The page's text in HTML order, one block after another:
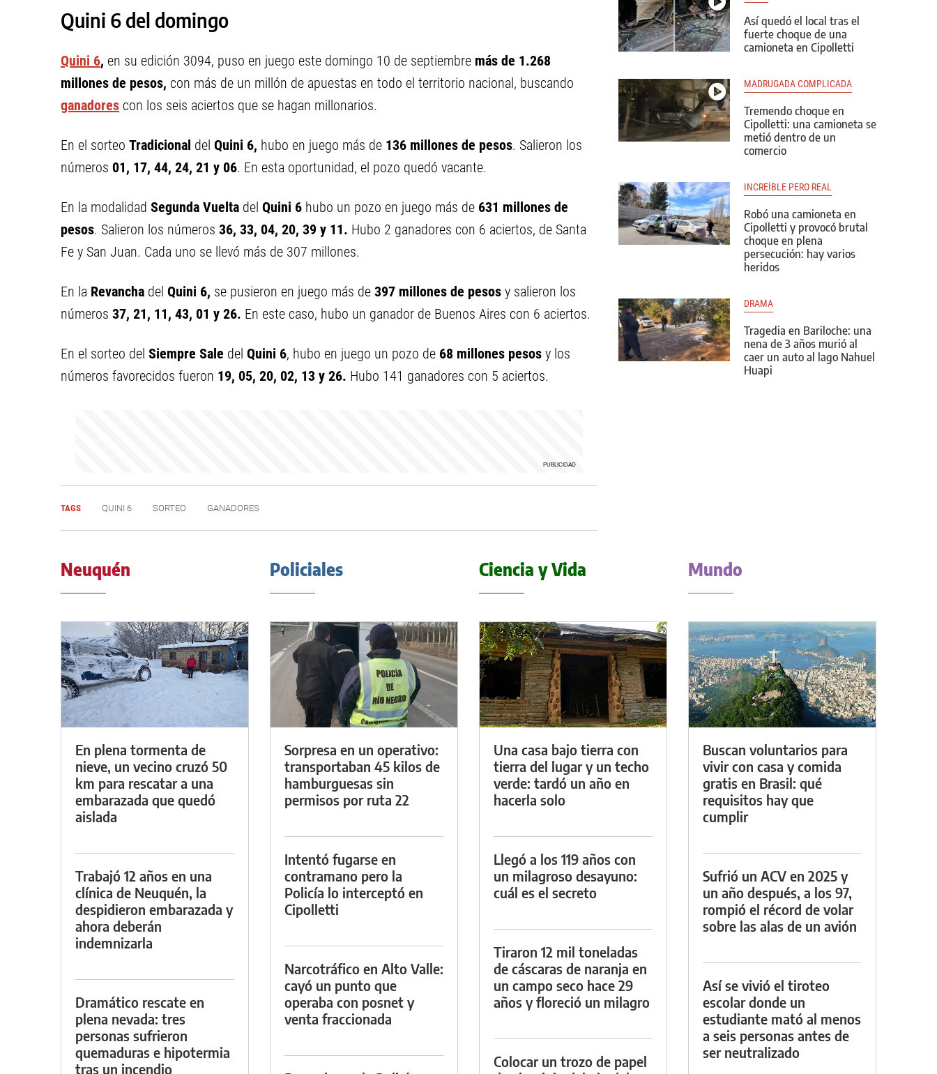
Quini 6 del domingo
Quini 6, en su edición 3094, puso en juego este domingo 10 de septiembre más de 1.268
millones de pesos, con más de un millón de apuestas en todo el territorio nacional, buscando
ganadores con los seis aciertos que se hagan millonarios.
En el sorteo Tradicional del Quini 6, hubo en juego más de 136 millones de pesos. Salieron los
números 01, 17, 44, 24, 21 y 06. En esta oportunidad, el pozo quedó vacante.
En la modalidad Segunda Vuelta del Quini 6 hubo un pozo en juego más de 631 millones de
pesos. Salieron los números 36, 33, 04, 20, 39 y 11. Hubo 2 ganadores con 6 aciertos, de Santa
Fe y San Juan. Cada uno se llevó más de 307 millones.
En la Revancha del Quini 6, se pusieron en juego más de 397 millones de pesos y salieron los
números 37, 21, 11, 43, 01 y 26. En este caso, hubo un ganador de Buenos Aires con 6 aciertos.
En el sorteo del Siempre Sale del Quini 6, hubo en juego un pozo de 68 millones pesos y los
números favorecidos fueron 19, 05, 20, 02, 13 y 26. Hubo 141 ganadores con 5 aciertos.
TAGS QUINI 6 SORTEO GANADORES
Así quedó el local tras el
fuerte choque de una
camioneta en Cipolletti
MADRUGADA COMPLICADA
Tremendo choque en
Cipolletti: una camioneta se
metió dentro de un
comercio
INCREÍBLE PERO REAL
Robó una camioneta en
Cipolletti y provocó brutal
choque en plena
persecución: hay varios
heridos
DRAMA
Tragedia en Bariloche: una
nena de 3 años murió al
caer un auto al lago Nahuel
Huapi
Neuquén
En plena tormenta de
nieve, un vecino cruzó 50
km para rescatar a una
embarazada que quedó
aislada
Trabajó 12 años en una
clínica de Neuquén, la
despidieron embarazada y
ahora deberán
indemnizarla
Dramático rescate en
plena nevada: tres
personas sufrieron
quemaduras e hipotermia
tras un incendio
Policiales
Sorpresa en un operativo:
transportaban 45 kilos de
hamburguesas sin
permisos por ruta 22
Intentó fugarse en
contramano pero la
Policía lo interceptó en
Cipolletti
Narcotráfico en Alto Valle:
cayó un punto que
operaba con posnet y
venta fraccionada
Ciencia y Vida
Una casa bajo tierra con
tierra del lugar y un techo
verde: tardó un año en
hacerla solo
Llegó a los 119 años con
un milagroso desayuno:
cuál es el secreto
Tiraron 12 mil toneladas
de cáscaras de naranja en
un campo seco hace 29
años y floreció un milagro
Colocar un trozo de papel
Mundo
Buscan voluntarios para
vivir con casa y comida
gratis en Brasil: qué
requisitos hay que
cumplir
Sufrió un ACV en 2025 y
un año después, a los 97,
rompió el récord de volar
sobre las alas de un avión
Así se vivió el tiroteo
escolar donde un
estudiante mató al menos
a seis personas antes de
ser neutralizado